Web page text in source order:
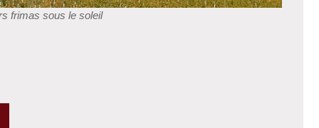
frimas sous le soleil